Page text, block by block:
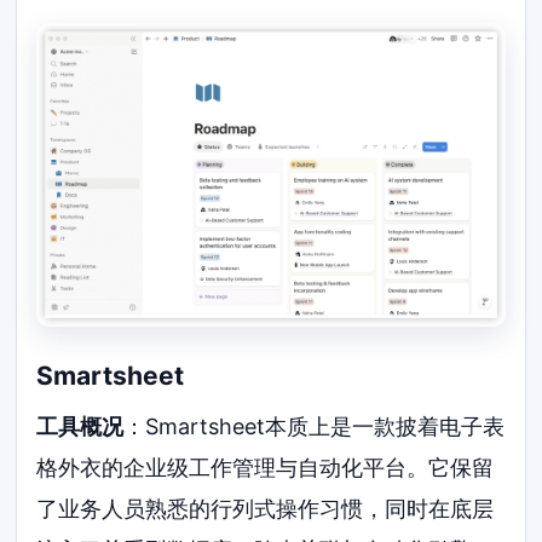
Smartsheet
工具概况：Smartsheet本质上是一款披着电子表
格外衣的企业级工作管理与自动化平台。它保留
了业务人员熟悉的行列式操作习惯，同时在底层